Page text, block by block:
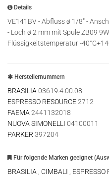
Details
VE141BV - Abfluss ø 1/8" -
- Loch ø 2 mm mit Spule ZB09
Flüssigkeitstemperatur -
Herstellernummern
BRASILIA 03619.4.00.08
ESPRESSO RESOURCE2712
FAEMA 2441132018
NUOVA SIMONELLI 04100011
PARKER 397204
Für folgende Marken geeignet
BRASILIA CIMBALI ESPRESSO